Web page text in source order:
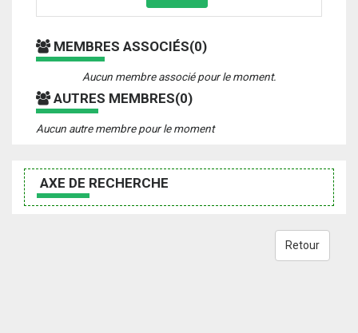
MEMBRES ASSOCIÉS(0)
Aucun membre associé pour le moment.
AUTRES MEMBRES(0)
Aucun autre membre pour le moment
AXE DE RECHERCHE
Retour